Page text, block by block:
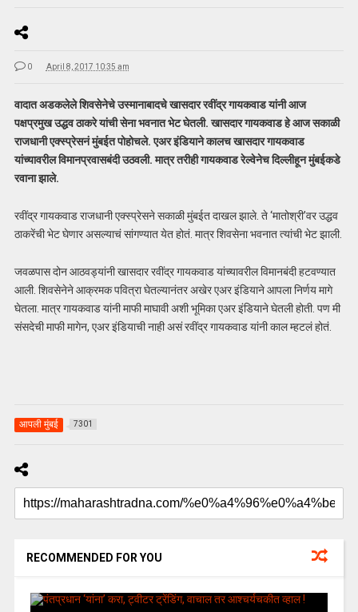
0 April 8, 2017 10:35 am
वादात अडकलेले शिवसेनेचे उस्मानाबादचे खासदार रवींद्र गायकवाड यांनी आज
पक्षप्रमुख उद्धव ठाकरे यांची सेना भवनात भेट घेतली. खासदार गायकवाड हे आज सकाळी
राजधानी एक्स्प्रेसनं मुंबईत पोहोचले. एअर इंडियाने कालच खासदार गायकवाड
यांच्यावरील विमानप्रवासबंदी उठवली. मात्र तरीही गायकवाड रेल्वेनेच दिल्लीहून मुंबईकडे
रवाना झाले.
रवींद्र गायकवाड राजधानी एक्स्प्रेसने सकाळी मुंबईत दाखल झाले. ते ‘मातोश्री’वर उद्धव
ठाकरेंची भेट घेणार असल्याचं सांगण्यात येत होतं. मात्र शिवसेना भवनात त्यांची भेट झाली.
जवळपास दोन आठवड्यांनी खासदार रवींद्र गायकवाड यांच्यावरील विमानबंदी हटवण्यात
आली. शिवसेनेने आक्रमक पवित्रा घेतल्यानंतर अखेर एअर इंडियाने आपला निर्णय मागे
घेतला. मात्र गायकवाड यांनी माफी माघावी अशी भूमिका एअर इंडियाने घेतली होती. पण मी
संसदेची माफी मागेन, एअर इंडियाची नाही असं रवींद्र गायकवाड यांनी काल म्हटलं होतं.
आपली मुंबई 7301
RECOMMENDED FOR YOU